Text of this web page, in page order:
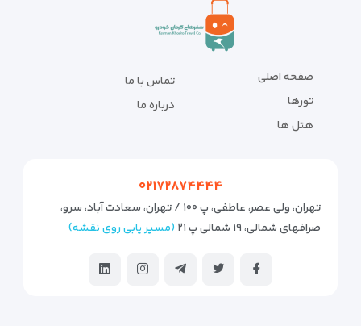
صفحه اصلی
تورها
هتل ها
تماس با ما
درباره ما
۰۲۱۷۲۸۷۴۴۴۴
تهران، ولی عصر، عاطفی، پ ۱۰۰ / تهران، سعادت آباد، سرو،
صرافهای شمالی، ۱۹ شمالی پ ۲۱
(مسیر یابی روی نقشه)